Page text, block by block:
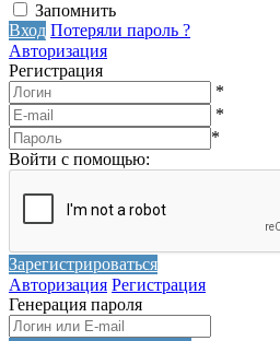
Запомнить
Вход Потеряли пароль ?
Авторизация
Регистрация
*
*
*
Войти с помощью:
Зарегистрироваться
Авторизация Регистрация
Генерация пароля